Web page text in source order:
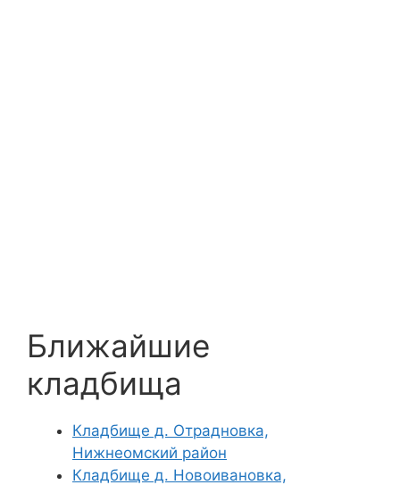
Ближайшие
кладбища
Кладбище д. Отрадновка,
Нижнеомский район
Кладбище д. Новоивановка,